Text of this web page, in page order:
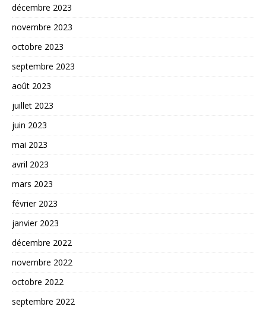
décembre 2023
novembre 2023
octobre 2023
septembre 2023
août 2023
juillet 2023
juin 2023
mai 2023
avril 2023
mars 2023
février 2023
janvier 2023
décembre 2022
novembre 2022
octobre 2022
septembre 2022